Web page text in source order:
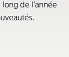
de l’année